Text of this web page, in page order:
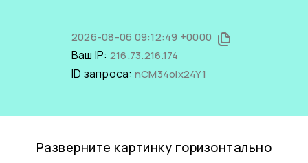
2026-08-06 09:12:49 +0000
Ваш IP: 216.73.216.174
ID запроса: nCM34olx24Y1
Разверните картинку горизонтально